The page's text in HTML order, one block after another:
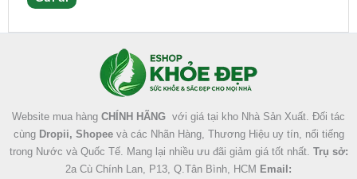
Website mua hàng CHÍNH HÃNG với giá tại kho Nhà Sản Xuất. Đối tác
cùng Dropii, Shopeevà các Nhãn Hàng, Thương Hiệu uy tín, nổi tiếng
trong Nước và Quốc Tế. Mang lại nhiều ưu đãi giảm giá tốt nhất. Trụ sở:
2a Cù Chính Lan, P13, Q.Tân Bình, HCM Email: